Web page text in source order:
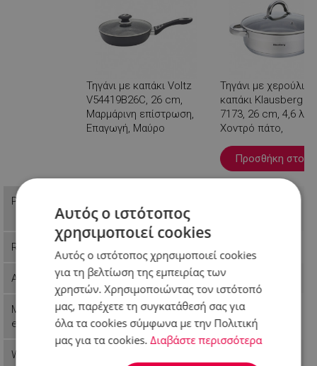
Τηγάνι με καπάκι Voltz
V54419B26C, 26 cm,
Μαρμάρινη επίστρωση,
Επαγωγή, Μαύρο
Τηγάνι με χερούλια
καπάκι Klausberg
7173, 26 cm, 4,6
Χοντρό πάτο,
Προσθήκη στο
Price
Reference
Availability Last items in stock In stock
Manufactur
er
Voltz Klausberg
Weight
Αυτός ο ιστότοπος
χρησιμοποιεί cookies
Αυτός ο ιστότοπος χρησιμοποιεί cookies
για τη βελτίωση της εμπειρίας των
χρηστών. Χρησιμοποιώντας τον ιστότοπό
μας, παρέχετε τη συγκατάθεσή σας για
όλα τα cookies σύμφωνα με την Πολιτική
μας για τα cookies. Διαβάστε περισσότερα